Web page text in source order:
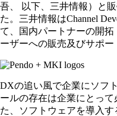
吾、 以下、三井情報）と
た。三井情報はChannel
て、国内パートナーの開
ーザーへの販売及びサポー
DXの追い風で企業にソフ
ールの存在は企業にとっ
た、ソフトウェアを導入す